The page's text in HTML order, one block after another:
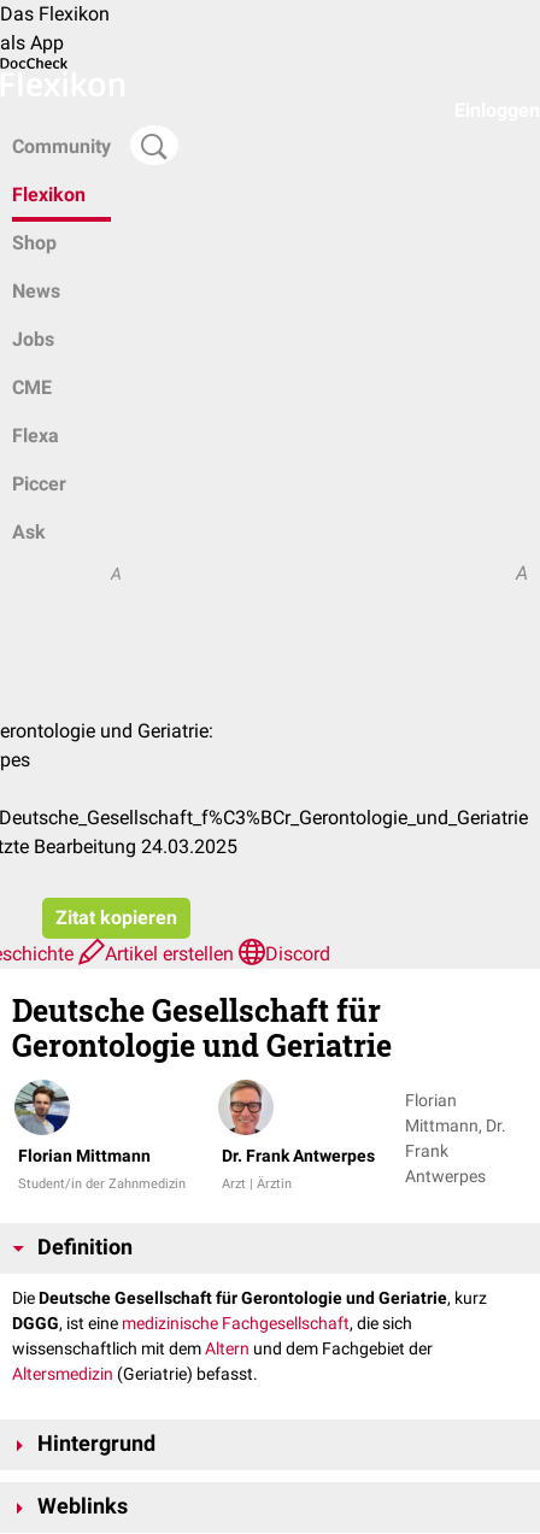
Das Flexikon
als App
Community
Flexikon
Shop
News
Jobs
CME
Flexa
Piccer
Ask
A A
und Geriatrie:
Bearbeitung 24.03.2025
Zitat kopieren
Artikel erstellen Discord
Deutsche Gesellschaft für
Gerontologie und Geriatrie
Florian Mittmann
Student/in der Zahnmedizin
Dr. Frank Antwerpes
Arzt | Ärztin
Florian
Mittmann, Dr.
Frank
Antwerpes
Definition
DieDeutsche Gesellschaft für Gerontologie und Geriatrie, kurz
DGGG, ist eine medizinische Fachgesellschaft, die sich
wissenschaftlich mit demAltern und dem Fachgebiet der
Altersmedizin (Geriatrie) befasst.
Hintergrund
Entwicklung von
Weblinks